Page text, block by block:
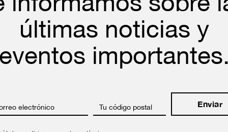
últimas noticias y
eventos importantes.
electrónico Tu código postal